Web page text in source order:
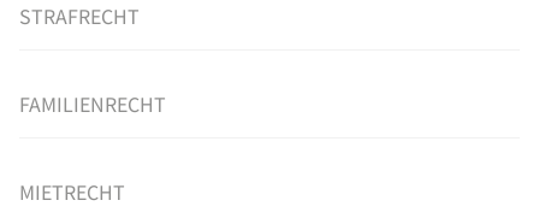
STRAFRECHT
FAMILIENRECHT
MIETRECHT